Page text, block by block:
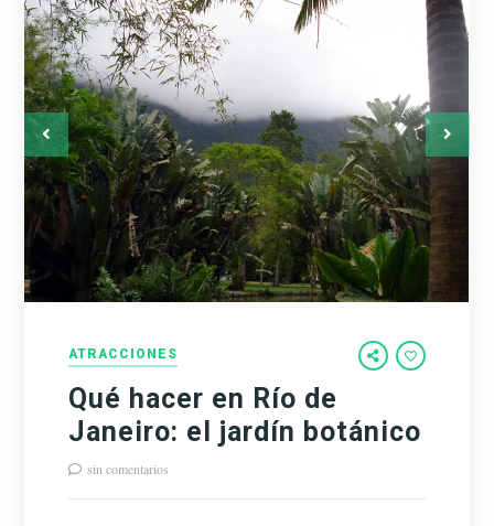
ATRACCIONES
Qué hacer en Río de
Janeiro: el jardín botánico
sin comentarios